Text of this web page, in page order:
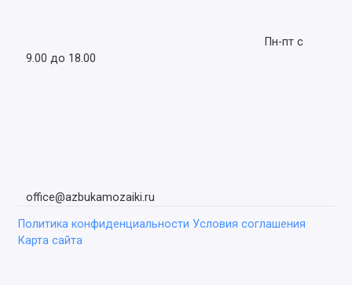
Пн-пт с
9.00 до 18.00
office@azbukamozaiki.ru
Политика конфиденциальности Условия соглашения
Карта сайта